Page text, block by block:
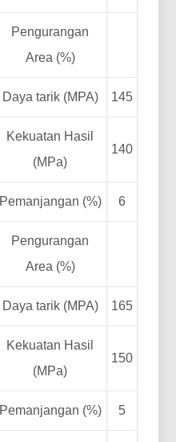
Pengurangan
Area (%)
Daya tarik (MPA) 145
Kekuatan Hasil
(MPa)
140
Pemanjangan (%) 6
Pengurangan
Area (%)
Daya tarik (MPA) 165
Kekuatan Hasil
(MPa)
150
Pemanjangan (%) 5